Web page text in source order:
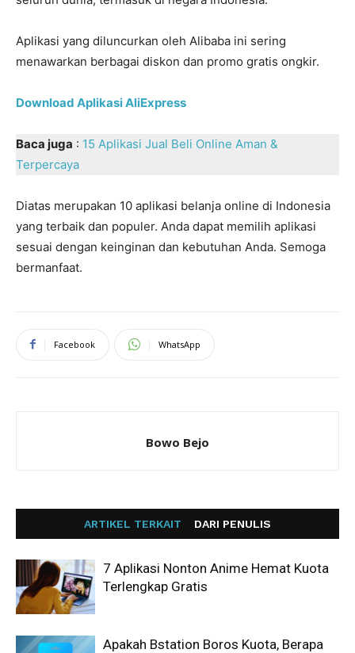
Aplikasi yang diluncurkan oleh Alibaba ini sering
menawarkan berbagai diskon dan promo gratis ongkir.
Download Aplikasi AliExpress
Baca juga : 15 Aplikasi Jual Beli Online Aman &
Terpercaya
Diatas merupakan 10 aplikasi belanja online di Indonesia
yang terbaik dan populer. Anda dapat memilih aplikasi
sesuai dengan keinginan dan kebutuhan Anda. Semoga
bermanfaat.
Facebook WhatsApp
Bowo Bejo
ARTIKEL TERKAIT DARI PENULIS
7 Aplikasi Nonton Anime Hemat Kuota
Terlengkap Gratis
Apakah Bstation Boros Kuota, Berapa